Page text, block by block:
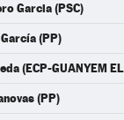
Garcia (PSC)
(PP)
(ECP-GUANYEM
(PP)